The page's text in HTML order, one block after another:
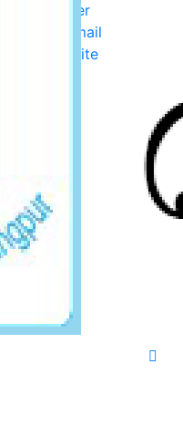
Career
Webmail
Website